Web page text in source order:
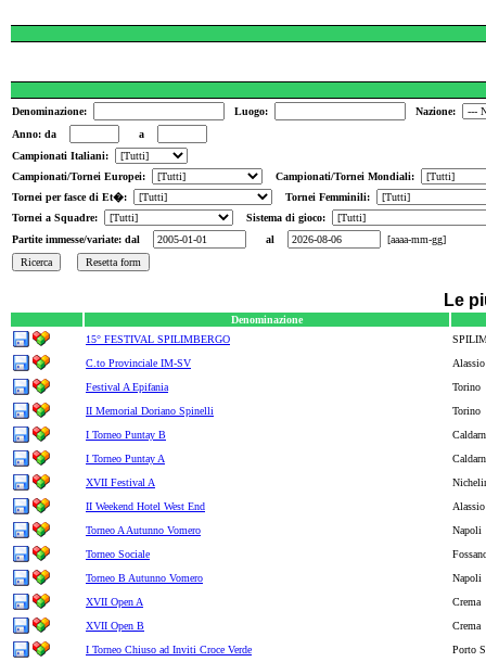
Denominazione: Luogo:
Nazione:
Anno: da
a
Campionati Italiani:
Campionati/Tornei Europei:
Campionati/Tornei Mondiali:
Tornei per fasce di Et�:
Tornei Femminili:
Tornei a Squadre:
Sistema di gioco:
Partite immesse/variate: dal
al [aaaa-mm-gg]
Le
Denominazione
15° FESTIVAL SPILIMBERGO
C.to Provinciale IM-SV
Alassio
Festival A Epifania
Torino
II Memorial Doriano Spinelli
Torino
I Torneo Puntay B
I Torneo Puntay A
XVII Festival A
II Weekend Hotel West End
Alassio
Torneo A Autunno Vomero
Napoli
Torneo Sociale
Torneo B Autunno Vomero
Napoli
XVII Open A
Crema
XVII Open B
Crema
I Torneo Chiuso ad Inviti Croce Verde
Porto